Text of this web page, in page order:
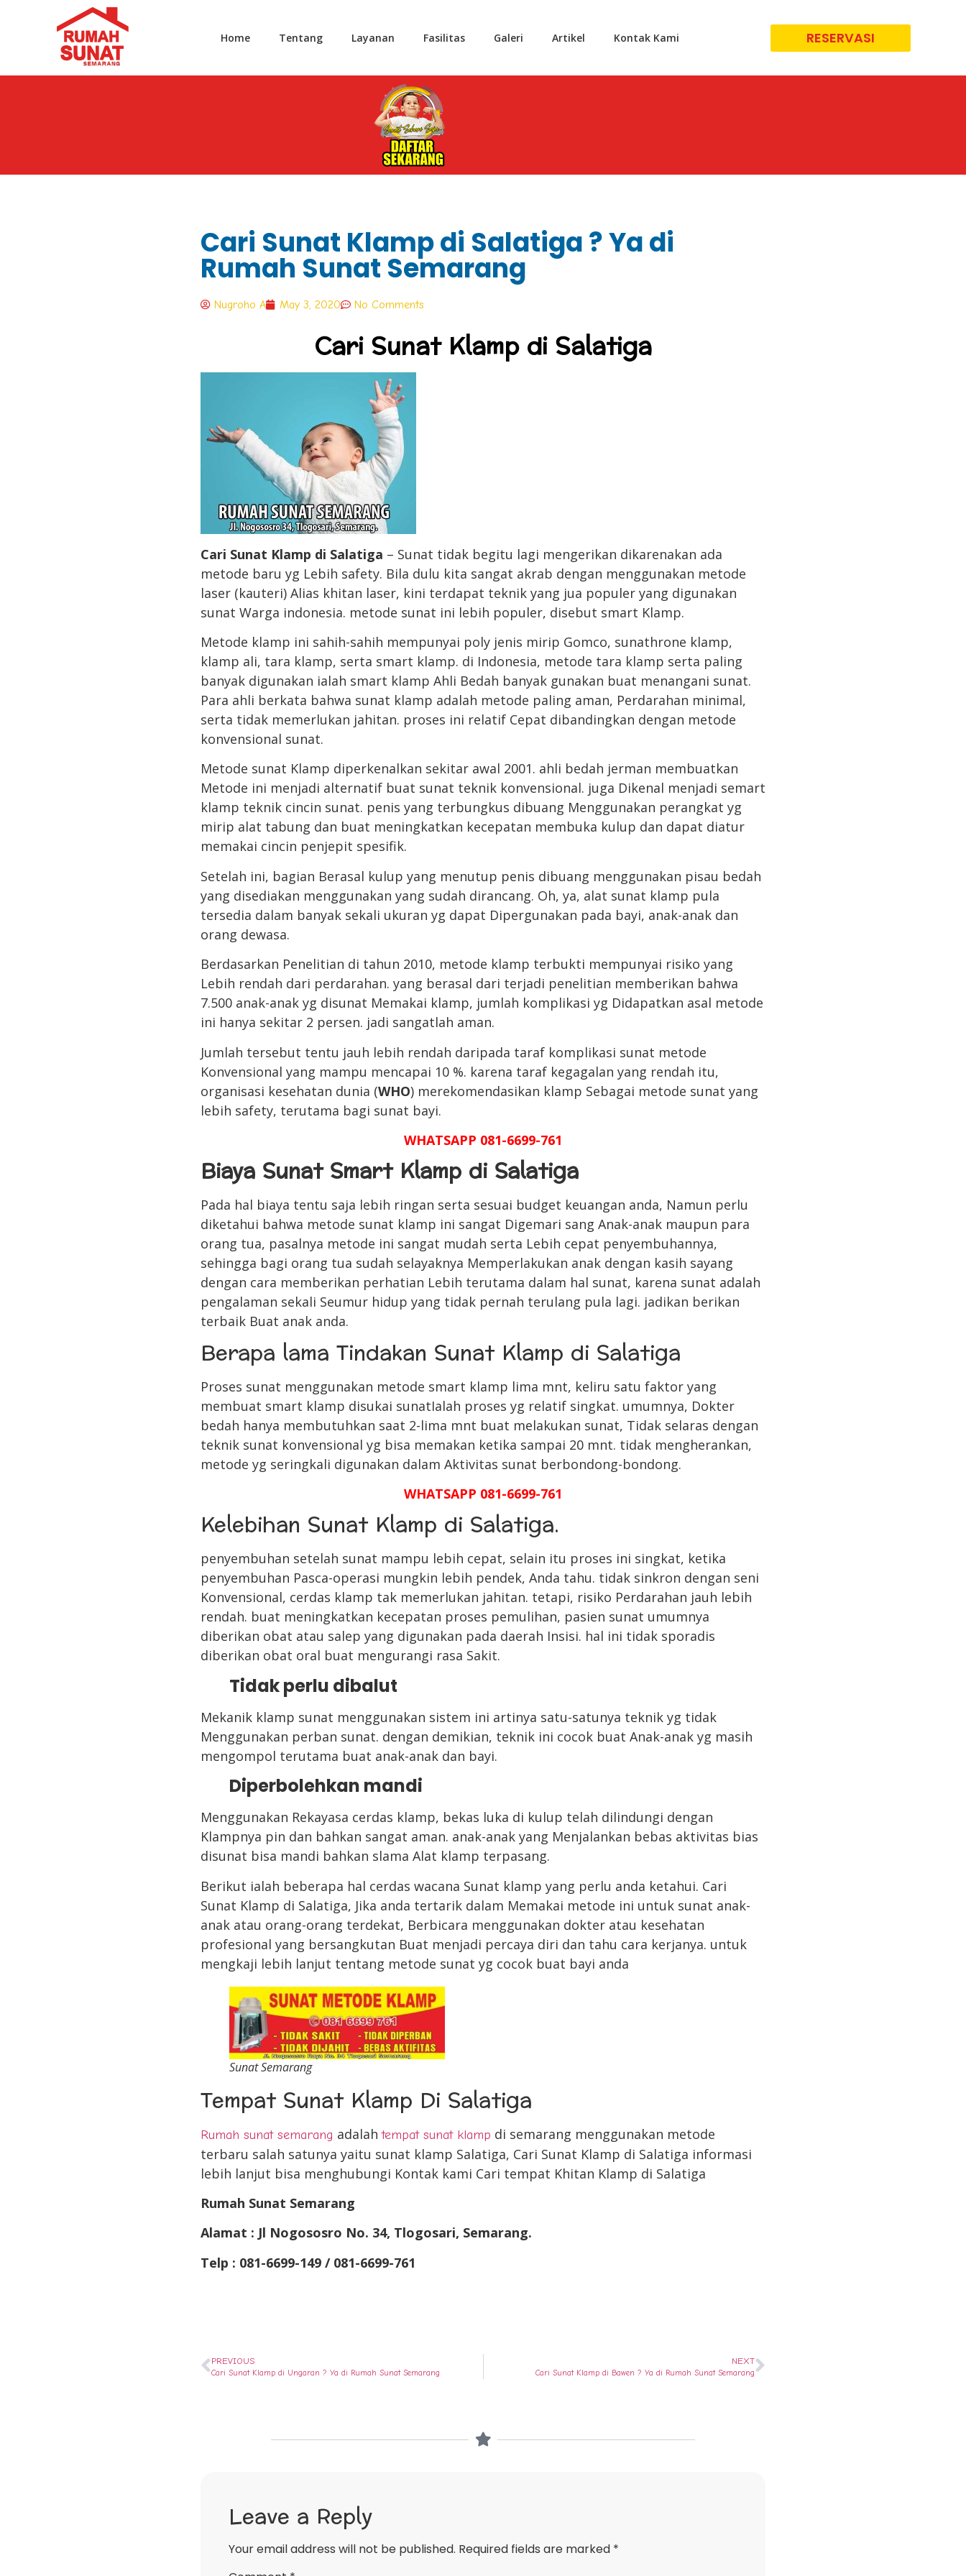
Home Tentang Layanan Fasilitas Galeri Artikel Kontak Kami RESERVASI
Cari Sunat Klamp di Salatiga ? Ya di
Rumah Sunat Semarang
Nugroho A May 3, 2020 No Comments
Cari Sunat Klamp di Salatiga
Cari Sunat Klamp di Salatiga – Sunat tidak begitu lagi mengerikan dikarenakan ada
metode baru yg Lebih safety. Bila dulu kita sangat akrab dengan menggunakan metode
laser (kauteri) Alias khitan laser, kini terdapat teknik yang jua populer yang digunakan
sunat Warga indonesia. metode sunat ini lebih populer, disebut smart Klamp.
Metode klamp ini sahih-sahih mempunyai poly jenis mirip Gomco, sunathrone klamp,
klamp ali, tara klamp, serta smart klamp. di Indonesia, metode tara klamp serta paling
banyak digunakan ialah smart klamp Ahli Bedah banyak gunakan buat menangani sunat.
Para ahli berkata bahwa sunat klamp adalah metode paling aman, Perdarahan minimal,
serta tidak memerlukan jahitan. proses ini relatif Cepat dibandingkan dengan metode
konvensional sunat.
Metode sunat Klamp diperkenalkan sekitar awal 2001. ahli bedah jerman membuatkan
Metode ini menjadi alternatif buat sunat teknik konvensional. juga Dikenal menjadi semart
klamp teknik cincin sunat. penis yang terbungkus dibuang Menggunakan perangkat yg
mirip alat tabung dan buat meningkatkan kecepatan membuka kulup dan dapat diatur
memakai cincin penjepit spesifik.
Setelah ini, bagian Berasal kulup yang menutup penis dibuang menggunakan pisau bedah
yang disediakan menggunakan yang sudah dirancang. Oh, ya, alat sunat klamp pula
tersedia dalam banyak sekali ukuran yg dapat Dipergunakan pada bayi, anak-anak dan
orang dewasa.
Berdasarkan Penelitian di tahun 2010, metode klamp terbukti mempunyai risiko yang
Lebih rendah dari perdarahan. yang berasal dari terjadi penelitian memberikan bahwa
7.500 anak-anak yg disunat Memakai klamp, jumlah komplikasi yg Didapatkan asal metode
ini hanya sekitar 2 persen. jadi sangatlah aman.
Jumlah tersebut tentu jauh lebih rendah daripada taraf komplikasi sunat metode
Konvensional yang mampu mencapai 10 %. karena taraf kegagalan yang rendah itu,
organisasi kesehatan dunia (WHO) merekomendasikan klamp Sebagai metode sunat yang
lebih safety, terutama bagi sunat bayi.
WHATSAPP 081-6699-761
Biaya Sunat Smart Klamp di Salatiga
Pada hal biaya tentu saja lebih ringan serta sesuai budget keuangan anda, Namun perlu
diketahui bahwa metode sunat klamp ini sangat Digemari sang Anak-anak maupun para
orang tua, pasalnya metode ini sangat mudah serta Lebih cepat penyembuhannya,
sehingga bagi orang tua sudah selayaknya Memperlakukan anak dengan kasih sayang
dengan cara memberikan perhatian Lebih terutama dalam hal sunat, karena sunat adalah
pengalaman sekali Seumur hidup yang tidak pernah terulang pula lagi. jadikan berikan
terbaik Buat anak anda.
Berapa lama Tindakan Sunat Klamp di Salatiga
Proses sunat menggunakan metode smart klamp lima mnt, keliru satu faktor yang
membuat smart klamp disukai sunatIalah proses yg relatif singkat. umumnya, Dokter
bedah hanya membutuhkan saat 2-lima mnt buat melakukan sunat, Tidak selaras dengan
teknik sunat konvensional yg bisa memakan ketika sampai 20 mnt. tidak mengherankan,
metode yg seringkali digunakan dalam Aktivitas sunat berbondong-bondong.
WHATSAPP 081-6699-761
Kelebihan Sunat Klamp di Salatiga.
penyembuhan setelah sunat mampu lebih cepat, selain itu proses ini singkat, ketika
penyembuhan Pasca-operasi mungkin lebih pendek, Anda tahu. tidak sinkron dengan seni
Konvensional, cerdas klamp tak memerlukan jahitan. tetapi, risiko Perdarahan jauh lebih
rendah. buat meningkatkan kecepatan proses pemulihan, pasien sunat umumnya
diberikan obat atau salep yang digunakan pada daerah Insisi. hal ini tidak sporadis
diberikan obat oral buat mengurangi rasa Sakit.
Tidak perlu dibalut
Mekanik klamp sunat menggunakan sistem ini artinya satu-satunya teknik yg tidak
Menggunakan perban sunat. dengan demikian, teknik ini cocok buat Anak-anak yg masih
mengompol terutama buat anak-anak dan bayi.
Diperbolehkan mandi
Menggunakan Rekayasa cerdas klamp, bekas luka di kulup telah dilindungi dengan
Klampnya pin dan bahkan sangat aman. anak-anak yang Menjalankan bebas aktivitas bias
disunat bisa mandi bahkan slama Alat klamp terpasang.
Berikut ialah beberapa hal cerdas wacana Sunat klamp yang perlu anda ketahui. Cari
Sunat Klamp di Salatiga, Jika anda tertarik dalam Memakai metode ini untuk sunat anak-
anak atau orang-orang terdekat, Berbicara menggunakan dokter atau kesehatan
profesional yang bersangkutan Buat menjadi percaya diri dan tahu cara kerjanya. untuk
mengkaji lebih lanjut tentang metode sunat yg cocok buat bayi anda
Sunat Semarang
Tempat Sunat Klamp Di Salatiga
Rumah sunat semarang adalahtempat sunat klamp di semarang menggunakan metode
terbaru salah satunya yaitu sunat klamp Salatiga, Cari Sunat Klamp di Salatiga informasi
lebih lanjut bisa menghubungi Kontak kami Cari tempat Khitan Klamp di Salatiga
Rumah Sunat Semarang
Alamat : Jl Nogososro No. 34, Tlogosari, Semarang.
Telp : 081-6699-149 / 081-6699-761
PREVIOUS
Cari Sunat Klamp di Ungaran ? Ya di Rumah Sunat Semarang
NEXT
Cari Sunat Klamp di Bawen ? Ya di Rumah Sunat Semarang
Leave a Reply
Your email address will not be published. Required fields are marked *